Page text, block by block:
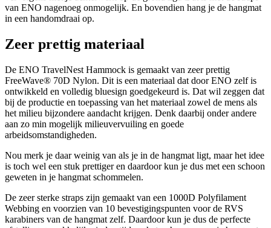
van ENO nagenoeg onmogelijk. En bovendien hang je de hangmat
in een handomdraai op.
Zeer prettig materiaal
De ENO TravelNest Hammock is gemaakt van zeer prettig
FreeWave® 70D Nylon. Dit is een materiaal dat door ENO zelf is
ontwikkeld en volledig bluesign goedgekeurd is. Dat wil zeggen dat
bij de productie en toepassing van het materiaal zowel de mens als
het milieu bijzondere aandacht krijgen. Denk daarbij onder andere
aan zo min mogelijk milieuvervuiling en goede
arbeidsomstandigheden.
Nou merk je daar weinig van als je in de hangmat ligt, maar het idee
is toch wel een stuk prettiger en daardoor kun je dus met een schoon
geweten in je hangmat schommelen.
De zeer sterke straps zijn gemaakt van een 1000D Polyfilament
Webbing en voorzien van 10 bevestigingspunten voor de RVS
karabiners van de hangmat zelf. Daardoor kun je dus de perfecte